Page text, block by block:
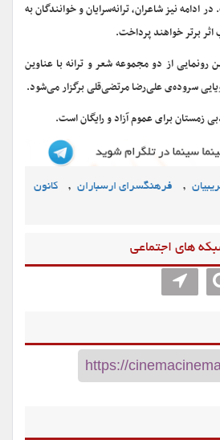
نیز شاعران، ترانه‌سرایان و خوانندگان به
اثر برتر خواهند پرداخت.
رونمایی از دو مجموعه شعر و ترانه با عناوین
سروده‌ی علی‌رضا مرتضی‌قلی برگزار می‌شود.
زمستان برای عموم آزاد و رایگان است.
, فرهنگسرای ارسباران ,
کانون
های اجتماعی